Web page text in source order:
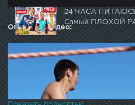
24 ЧАСА
Самый ПЛОХОЙ
Описание видео: